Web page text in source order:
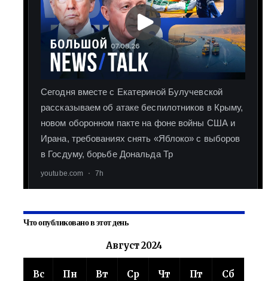
Что опубликовано в этот день
Август 2024
Вс Пн Вт Ср Чт Пт Сб